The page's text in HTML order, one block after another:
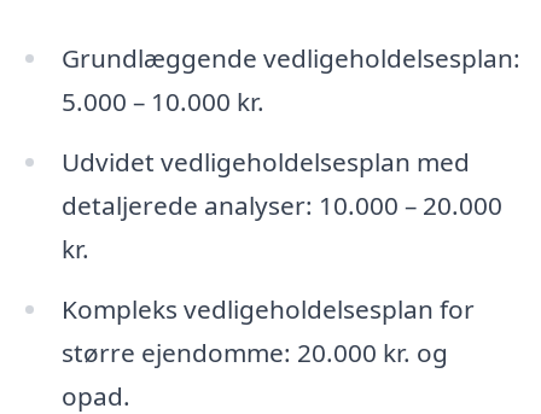
Grundlæggende vedligeholdelsesplan:
5.000 – 10.000 kr.
Udvidet vedligeholdelsesplan med
detaljerede analyser: 10.000 – 20.000
kr.
Kompleks vedligeholdelsesplan for
større ejendomme: 20.000 kr. og
opad.